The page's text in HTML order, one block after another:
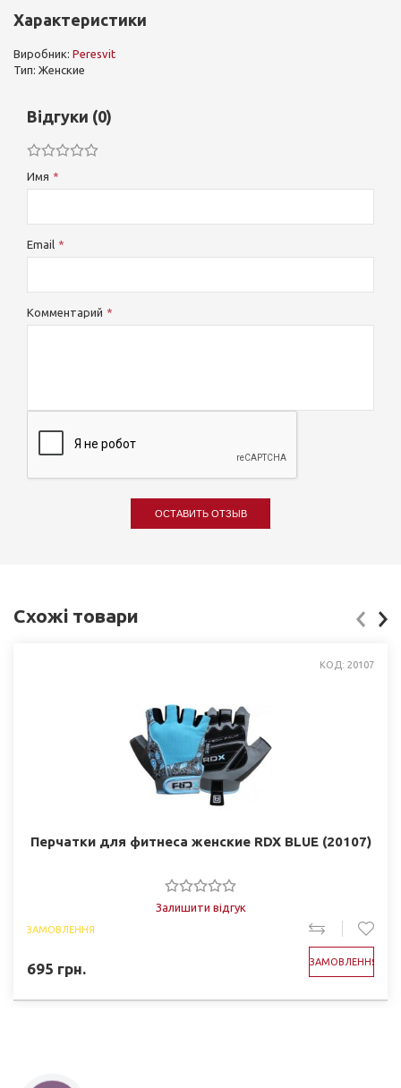
Характеристики
Виробник: Peresvit
Тип: Женские
Відгуки (0)
Имя
Email
Комментарий
ОСТАВИТЬ ОТЗЫВ
Схожі товари
КОД: 20107
Перчатки для фитнеса женские RDX BLUE (20107)
Залишити відгук
ЗАМОВЛЕННЯ
695 грн. ЗАМОВЛЕННЯ